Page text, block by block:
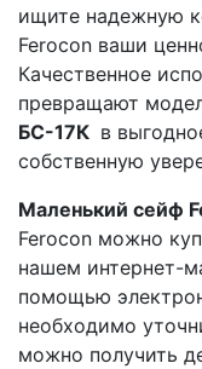
ищите надежную
Ferocon ваши
Качественное
превращают
БС-17К в
собственную
Маленький сейф
Ferocon можно
нашем интернет-
помощью
необходимо
можно получить